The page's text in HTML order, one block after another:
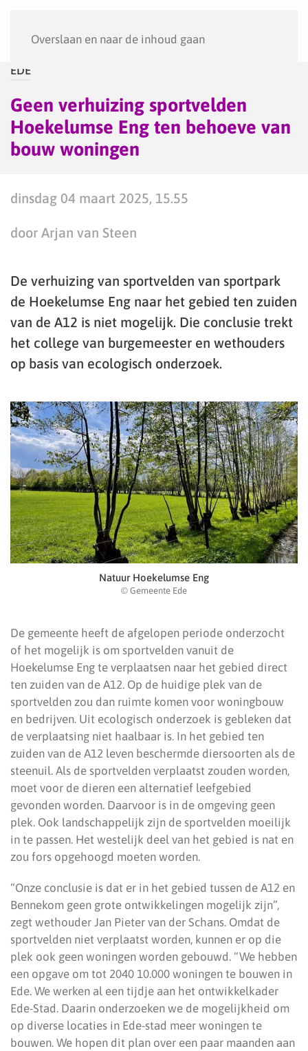
Overslaan en naar de inhoud gaan
EDE
Geen verhuizing sportvelden
Hoekelumse Eng ten behoeve van
bouw woningen
dinsdag 04 maart 2025, 15.55
door Arjan van Steen
De verhuizing van sportvelden van sportpark
de Hoekelumse Eng naar het gebied ten zuiden
van de A12 is niet mogelijk. Die conclusie trekt
het college van burgemeester en wethouders
op basis van ecologisch onderzoek.
Natuur Hoekelumse Eng
© Gemeente Ede
De gemeente heeft de afgelopen periode onderzocht
of het mogelijk is om sportvelden vanuit de
Hoekelumse Eng te verplaatsen naar het gebied direct
ten zuiden van de A12. Op de huidige plek van de
sportvelden zou dan ruimte komen voor woningbouw
en bedrijven. Uit ecologisch onderzoek is gebleken dat
de verplaatsing niet haalbaar is. In het gebied ten
zuiden van de A12 leven beschermde diersoorten als de
steenuil. Als de sportvelden verplaatst zouden worden,
moet voor de dieren een alternatief leefgebied
gevonden worden. Daarvoor is in de omgeving geen
plek. Ook landschappelijk zijn de sportvelden moeilijk
in te passen. Het westelijk deel van het gebied is nat en
zou fors opgehoogd moeten worden.
“Onze conclusie is dat er in het gebied tussen de A12 en
Bennekom geen grote ontwikkelingen mogelijk zijn”,
zegt wethouder Jan Pieter van der Schans. Omdat de
sportvelden niet verplaatst worden, kunnen er op die
plek ook geen woningen worden gebouwd. “We hebben
een opgave om tot 2040 10.000 woningen te bouwen in
Ede. We werken al een tijdje aan het ontwikkelkader
Ede-Stad. Daarin onderzoeken we de mogelijkheid om
op diverse locaties in Ede-stad meer woningen te
bouwen. We hopen dit plan over een paar maanden aan